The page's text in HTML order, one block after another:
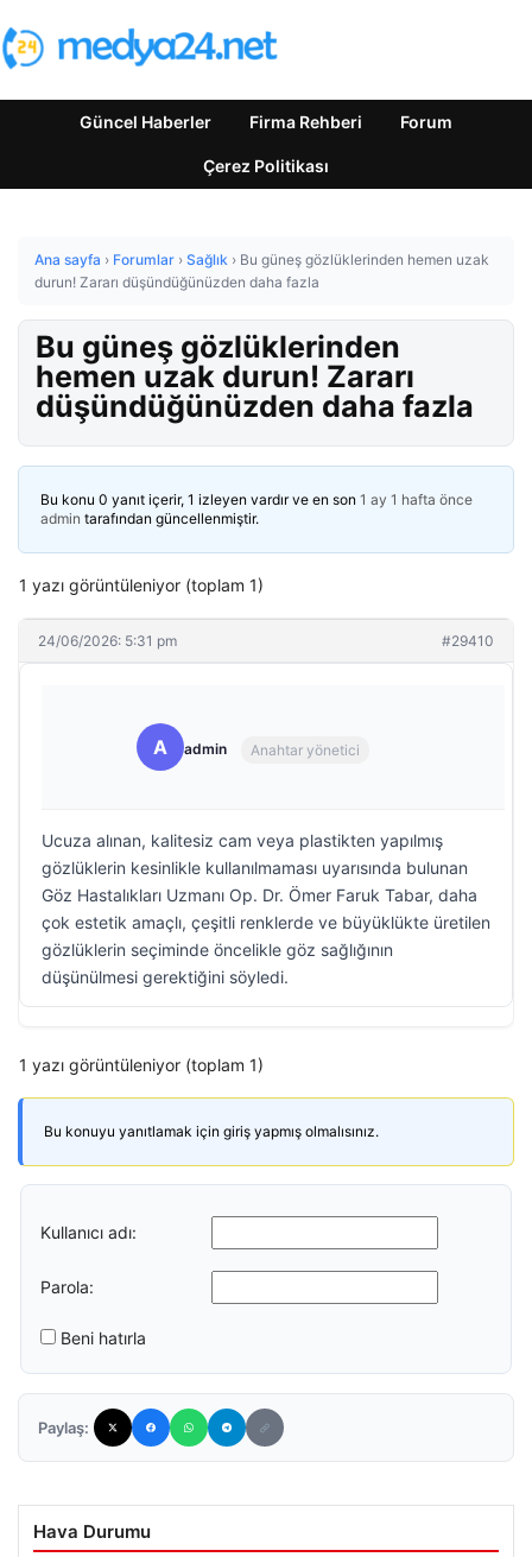
Güncel Haberler Firma Rehberi Forum
Çerez Politikası
Ana sayfa › Forumlar › Sağlık › Bu güneş gözlüklerinden hemen uzak
durun! Zararı düşündüğünüzden daha fazla
Bu güneş gözlüklerinden
hemen uzak durun! Zararı
düşündüğünüzden daha fazla
Bu konu 0 yanıt içerir, 1 izleyen vardır ve en son 1 ay 1 hafta önce
admin tarafından güncellenmiştir.
1 yazı görüntüleniyor (toplam 1)
24/06/2026: 5:31 pm #29410
A admin Anahtar yönetici
Ucuza alınan, kalitesiz cam veya plastikten yapılmış
gözlüklerin kesinlikle kullanılmaması uyarısında bulunan
Göz Hastalıkları Uzmanı Op. Dr. Ömer Faruk Tabar, daha
çok estetik amaçlı, çeşitli renklerde ve büyüklükte üretilen
gözlüklerin seçiminde öncelikle göz sağlığının
düşünülmesi gerektiğini söyledi.
1 yazı görüntüleniyor (toplam 1)
Bu konuyu yanıtlamak için giriş yapmış olmalısınız.
Kullanıcı adı:
Parola:
Beni hatırla
Paylaş:
Hava Durumu